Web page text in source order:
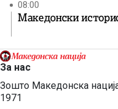
08:00
Македонски
За нас
Зошто Македонска
1971